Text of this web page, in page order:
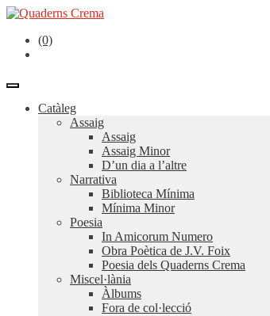
(0)
Catàleg
Assaig
Assaig
Assaig Minor
D’un dia a l’altre
Narrativa
Biblioteca Mínima
Mínima Minor
Poesia
In Amicorum Numero
Obra Poètica de J.V. Foix
Poesia dels Quaderns Crema
Miscel·lània
Àlbums
Fora de col·lecció